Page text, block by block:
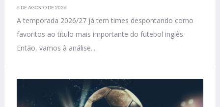
6 DE AGOSTO DE 2026
A temporada 2026/27 já tem times despontando como
favoritos ao título mais importante do futebol inglês.
Então, vamos à análise...